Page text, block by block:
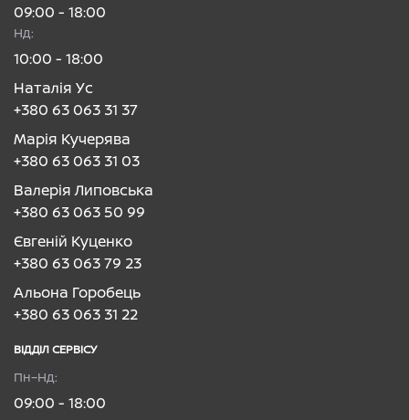
09:00 - 18:00
Нд:
10:00 - 18:00
Наталія Ус
+380 63 063 31 37
Марія Кучерява
+380 63 063 31 03
Валерія Липовська
+380 63 063 50 99
Євгеній Куценко
+380 63 063 79 23
Альона Горобець
+380 63 063 31 22
ВІДДІЛ CЕРВІСУ
Пн–Нд:
09:00 - 18:00